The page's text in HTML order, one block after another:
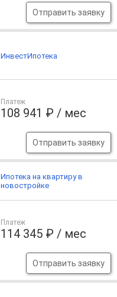
Отправить заявку
Платеж
108 941 ₽ / мес
Отправить заявку
ИнвестИпотека
Платеж
114 345 ₽ / мес
Отправить заявку
Ипотека на квартиру в
новостройке